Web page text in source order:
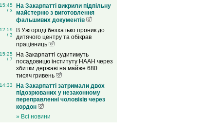
15:45
/ 3
На Закарпатті викрили підпільну
майстерню з виготовлення
фальшивих документів
12:59
/ 3
В Ужгороді безхатько проник до
дитячого центру та обікрав
працівниць
15:25
/ 7
На Закарпатті судитимуть
посадовицю інституту НААН через
збитки державі на майже 680
тисяч гривень
14:33
На Закарпатті затримали двох
підозрюваних у незаконному
переправленні чоловіків через
кордон
» Всі новини